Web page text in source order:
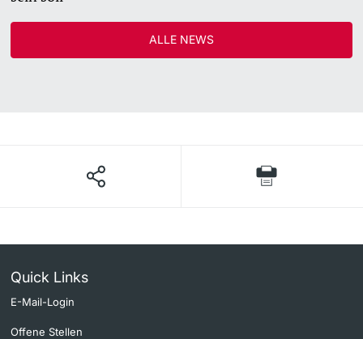
ALLE NEWS
Quick Links
E-Mail-Login
Offene Stellen